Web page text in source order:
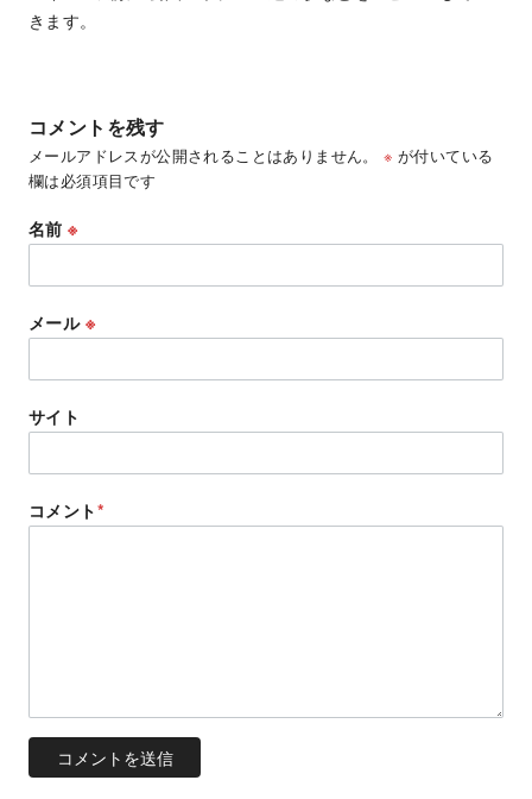
きます。
コメントを残す
メールアドレスが公開されることはありません。 ※ が付いている
欄は必須項目です
名前※
メール ※
サイト
コメント*